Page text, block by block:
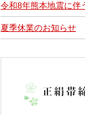
令和8年熊本地震に伴
夏季休業のお知らせ